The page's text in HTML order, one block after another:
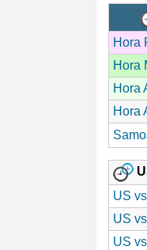
Hora
Hora
Hora
Hora
US
US
US